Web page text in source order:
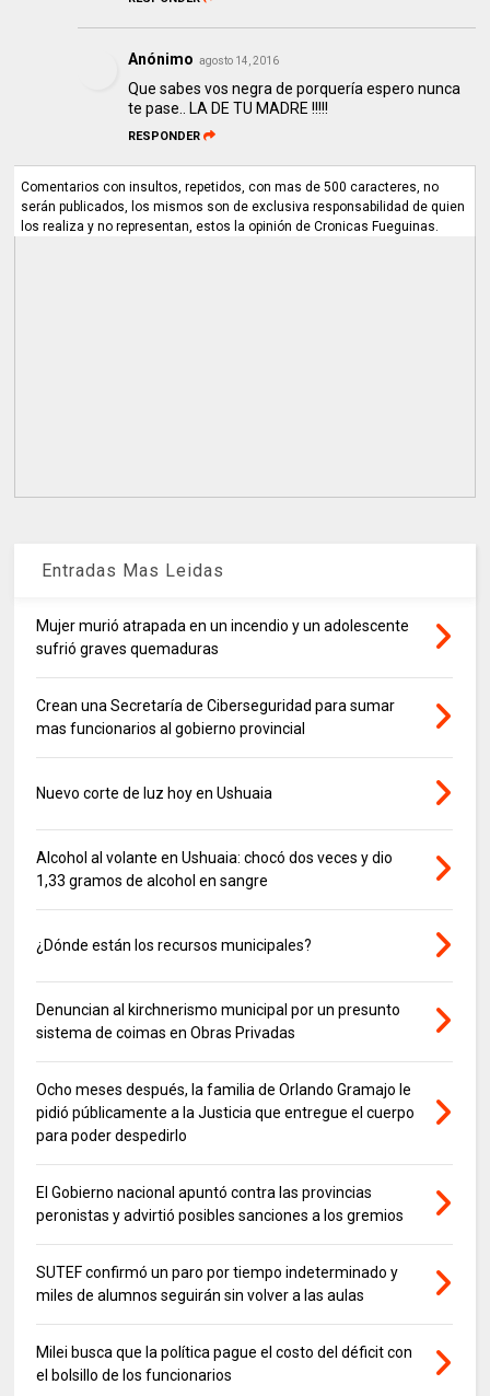
Anónimo agosto 14, 2016
Que sabes vos negra de porquería espero nunca
te pase.. LA DE TU MADRE !!!!!
RESPONDER
Comentarios con insultos, repetidos, con mas de 500 caracteres, no
serán publicados, los mismos son de exclusiva responsabilidad de quien
los realiza y no representan, estos la opinión de Cronicas Fueguinas.
Entradas Mas Leidas
Mujer murió atrapada en un incendio y un adolescente
sufrió graves quemaduras
Crean una Secretaría de Ciberseguridad para sumar
mas funcionarios al gobierno provincial
Nuevo corte de luz hoy en Ushuaia
Alcohol al volante en Ushuaia: chocó dos veces y dio
1,33 gramos de alcohol en sangre
¿Dónde están los recursos municipales?
Denuncian al kirchnerismo municipal por un presunto
sistema de coimas en Obras Privadas
Ocho meses después, la familia de Orlando Gramajo le
pidió públicamente a la Justicia que entregue el cuerpo
para poder despedirlo
El Gobierno nacional apuntó contra las provincias
peronistas y advirtió posibles sanciones a los gremios
SUTEF confirmó un paro por tiempo indeterminado y
miles de alumnos seguirán sin volver a las aulas
Milei busca que la política pague el costo del déficit con
el bolsillo de los funcionarios